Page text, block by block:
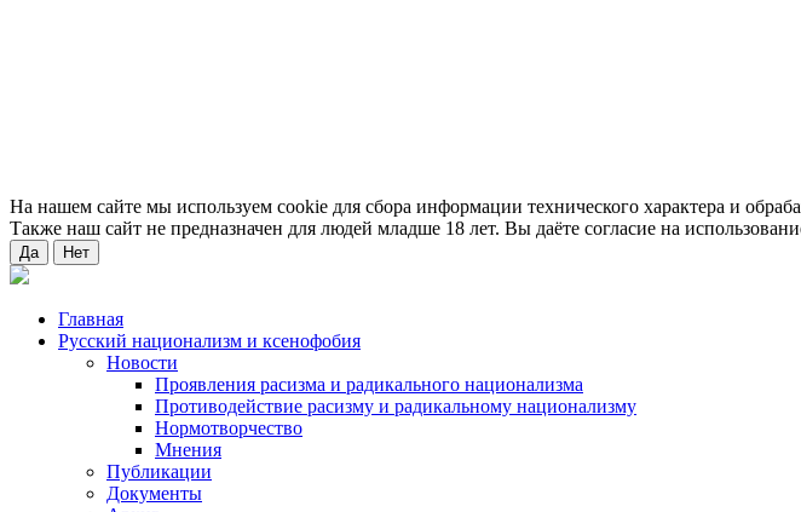
На нашем сайте мы используем cookie для сбора информации технического характера и
Также наш сайт не предназначен для людей младше 18 лет. Вы даёте согласие на
Да Нет
Главная
Русский национализм и ксенофобия
Новости
Проявления расизма и радикального национализма
Противодействие расизму и радикальному национализму
Нормотворчество
Мнения
Публикации
Документы